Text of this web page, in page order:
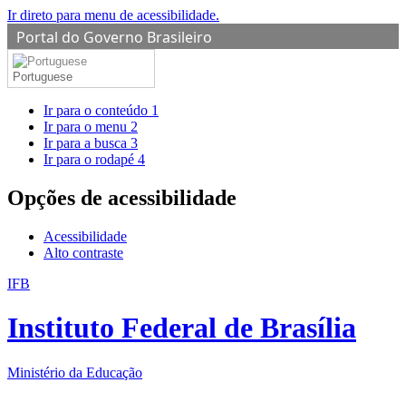
Ir direto para menu de acessibilidade.
Portal do Governo Brasileiro
Portuguese
Ir para o conteúdo 1
Ir para o menu 2
Ir para a busca 3
Ir para o rodapé 4
Opções de acessibilidade
Acessibilidade
Alto contraste
IFB
Instituto Federal de Brasília
Ministério da Educação